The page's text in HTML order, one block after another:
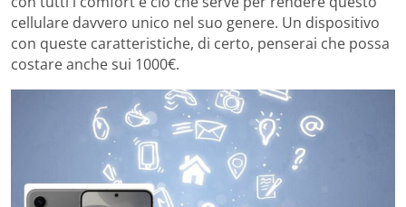
cellulare davvero unico nel suo genere. Un dispositivo
con queste caratteristiche, di certo, penserai che possa
costare anche sui 1000€.